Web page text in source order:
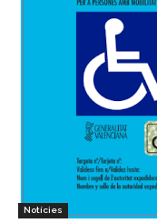
Notícies